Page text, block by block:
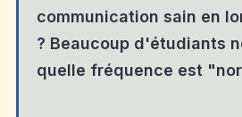
communication sain en
? Beaucoup d'étudiants
quelle fréquence est